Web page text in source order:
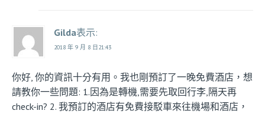
Gilda表示:
2018 年 9 月 8 日21:43
你好, 你的資訊十分有用。我也剛預訂了一晚免費酒店，想
請教你一些問題: 1.因為是轉機,需要先取回行李,隔天再
check-in? 2. 我預訂的酒店有免費接駁車來往機場和酒店，